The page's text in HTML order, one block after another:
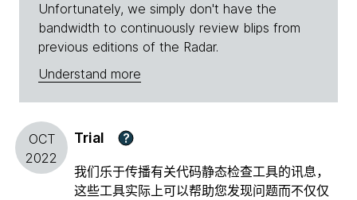
Unfortunately, we simply don't have the
bandwidth to continuously review blips from
previous editions of the Radar.
Understand more
OCT
2022
Trial ?
我们乐于传播有关代码静态检查工具的讯息，
这些工具实际上可以帮助您发现问题而不仅仅